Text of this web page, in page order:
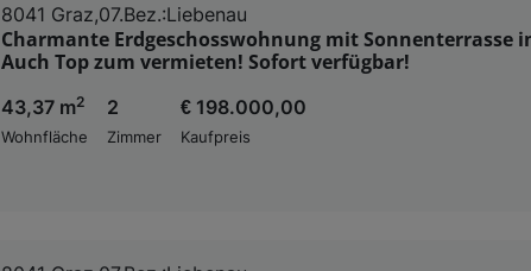
8041 Graz,07.Bez.:Liebenau
Charmante Erdgeschosswohnung mit Sonnenterrasse
Auch Top zum vermieten! Sofort verfügbar!
43,37 m2
Wohnfläche
2
Zimmer
€ 198.000,00
Kaufpreis